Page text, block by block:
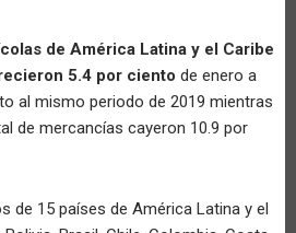
de América Latina y el Caribe
5.4 por ciento de enero a
al mismo periodo de 2019 mientras
de mercancías cayeron 10.9 por
de 15 países de América Latina y el